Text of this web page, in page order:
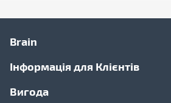
Brain
Інформація для Клієнтів
Вигода